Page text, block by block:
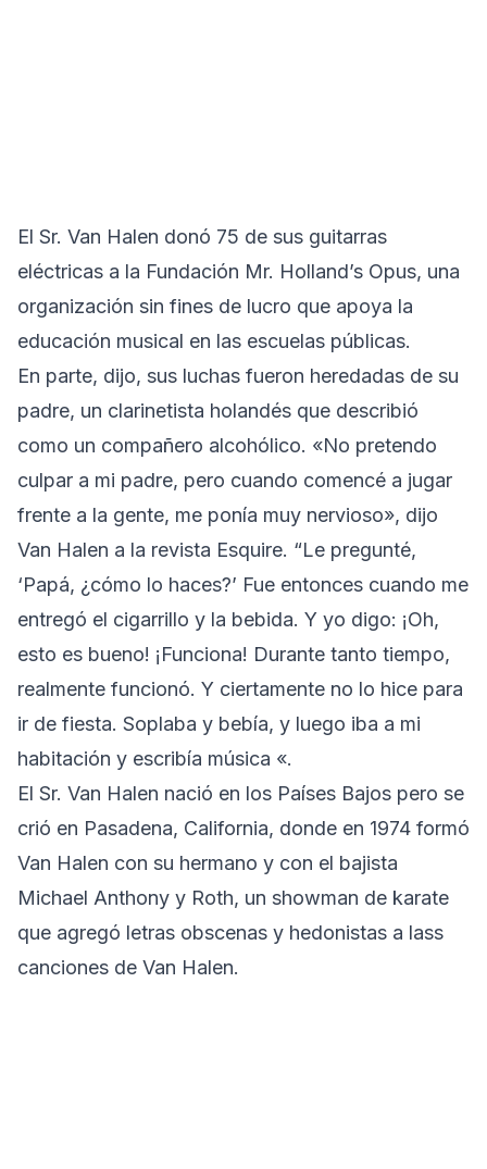
El Sr. Van Halen donó 75 de sus guitarras
eléctricas a la Fundación Mr. Holland’s Opus, una
organización sin fines de lucro que apoya la
educación musical en las escuelas públicas.
En parte, dijo, sus luchas fueron heredadas de su
padre, un clarinetista holandés que describió
como un compañero alcohólico. «No pretendo
culpar a mi padre, pero cuando comencé a jugar
frente a la gente, me ponía muy nervioso», dijo
Van Halen a la revista Esquire. “Le pregunté,
‘Papá, ¿cómo lo haces?’ Fue entonces cuando me
entregó el cigarrillo y la bebida. Y yo digo: ¡Oh,
esto es bueno! ¡Funciona! Durante tanto tiempo,
realmente funcionó. Y ciertamente no lo hice para
ir de fiesta. Soplaba y bebía, y luego iba a mi
habitación y escribía música «.
El Sr. Van Halen nació en los Países Bajos pero se
crió en Pasadena, California, donde en 1974 formó
Van Halen con su hermano y con el bajista
Michael Anthony y Roth, un showman de karate
que agregó letras obscenas y hedonistas a lass
canciones de Van Halen.